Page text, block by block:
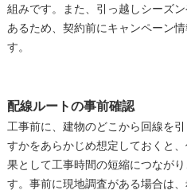
組みです。また、引っ越しシーズ
あるため、契約前にキャンペーン
す。
配線ルートの事前確認
工事前に、建物のどこから回線を
すかをあらかじめ想定しておくと
果として工事時間の短縮につなが
す。事前に現地調査がある場合は